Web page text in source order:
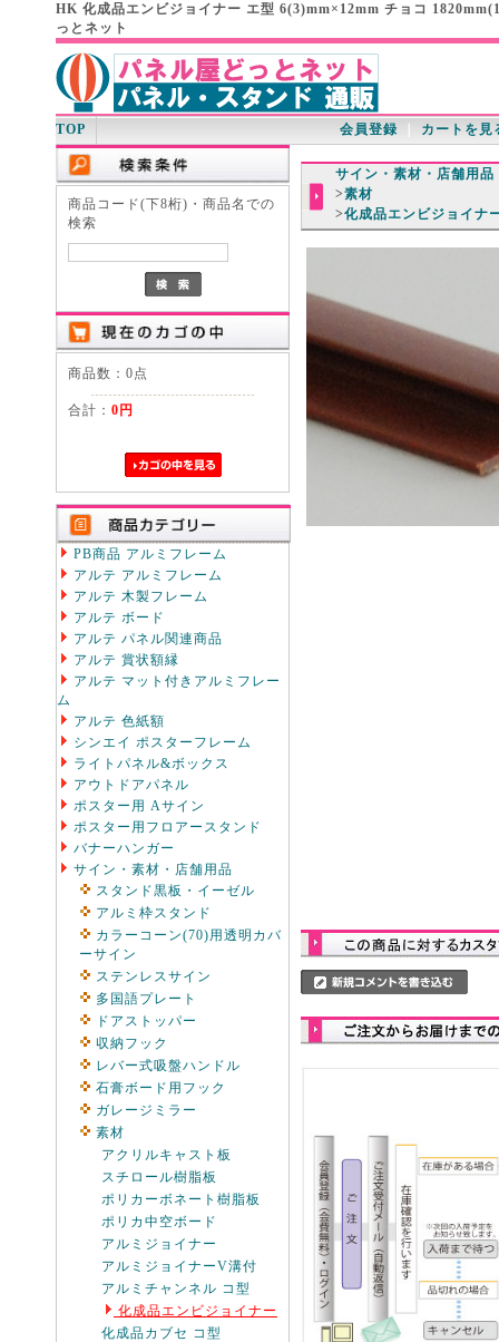
HK 化成品エンビジョイナー エ型 6(3)mm×12mm チョコ
っとネット
TOP 会員登録 カートを見
商品コード(下8桁)・商品名での
検索
商品数：0点
合計： 0円
PB商品 アルミフレーム
アルテ アルミフレーム
アルテ 木製フレーム
アルテ ボード
アルテ パネル関連商品
アルテ 賞状額縁
アルテ マット付きアルミフレー
ム
アルテ 色紙額
シンエイ ポスターフレーム
ライトパネル&ボックス
アウトドアパネル
ポスター用 Aサイン
ポスター用フロアースタンド
バナーハンガー
サイン・素材・店舗用品
スタンド黒板・イーゼル
アルミ枠スタンド
カラーコーン(70)用透明カバ
ーサイン
ステンレスサイン
多国語プレート
ドアストッパー
収納フック
レバー式吸盤ハンドル
石膏ボード用フック
ガレージミラー
素材
アクリルキャスト板
スチロール樹脂板
ポリカーボネート樹脂板
ポリカ中空ボード
アルミジョイナー
アルミジョイナーV溝付
アルミチャンネル コ型
化成品エンビジョイナー
化成品カブセ コ型
サイン・素材・店舗用品
>素材
>化成品エンビジョイナ